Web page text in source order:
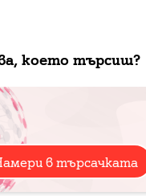
което търсиш?
в търсачката